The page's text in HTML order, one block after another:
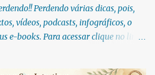
Perdendo várias dicas, pois,
vídeos, podcasts, infográficos, o
e-books. Para acessar clique no link: